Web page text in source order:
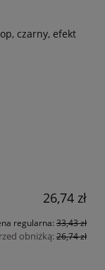
czarny, efekt
26,74 zł
regularna: 33,43 zł
obniżką:26,74 zł